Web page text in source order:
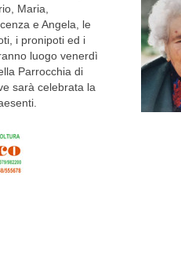
Maria,
e Angela, le
i pronipoti ed i
luogo venerdì
Parrocchia di
sarà celebrata la